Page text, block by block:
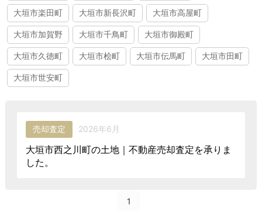
大垣市楽田町 大垣市新長沢町 大垣市高屋町
大垣市加賀野 大垣市千鳥町 大垣市御殿町
大垣市久徳町 大垣市桧町 大垣市伝馬町 大垣市田町
大垣市世安町
売却査定 2026年6月
大垣市西之川町の土地｜不動産売却査定を承りま
した。
1